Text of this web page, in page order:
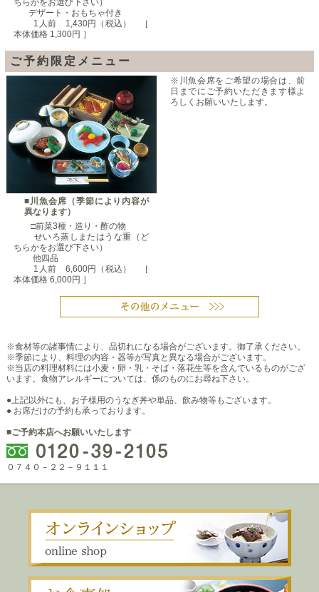
ちらかをお選び下さい）
デザート・おもちゃ付き
1人前 1,430円（税込） ［
本体価格 1,300円 ］
ご予約限定メニュー
■川魚会席（季節により内容が
異なります）
□前菜3種・造り・酢の物
せいろ蒸しまたはうな重（ど
ちらかをお選び下さい）
他四品
1人前 6,600円（税込） ［
本体価格 6,000円 ］
※川魚会席をご希望の場合は、前
日までにご予約いただきます様よ
ろしくお願いいたします。
※食材等の諸事情により、品切れになる場合がございます。御了承ください。
※季節により、料理の内容・器等が写真と異なる場合がございます。
※当店の料理材料には小麦・卵・乳・そば・落花生等を含んでいるものがござ
います。食物アレルギーについては、係のものにお尋ね下さい。
●上記以外にも、お子様用のうなぎ丼や単品、飲み物等もございます。
● お席だけの予約も承っております。
■ご予約本店へお願いいたします
０７４０－２２－９１１１